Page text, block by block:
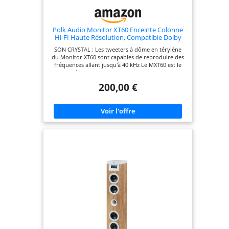
Polk Audio Monitor XT60 Enceinte Colonne
Hi-FI Haute Résolution, Compatible Dolby
Atmos et DTS:X, Certifiée Hi-Res, (Pièce) -
Noir
SON CRYSTAL : Les tweeters à dôme en térylène
du Monitor XT60 sont capables de reproduire des
fréquences allant jusqu'à 40 kHz Le MXT60 est le
choix idéal pour profiter des films et des jeux en
streaming Hi-Res tels que Apple Music, Tidal,
tweeters à dôme en térylène du Monitor XT60
sont capables de reproduire des fréquences allant
jusqu'à 40 kHz Le MXT60 est le choix idéal pour
profiter des films et des jeux en haute définition
200,00 €